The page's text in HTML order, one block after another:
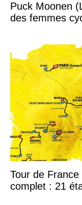
Puck Moonen
des femmes
Tour de
complet : 21